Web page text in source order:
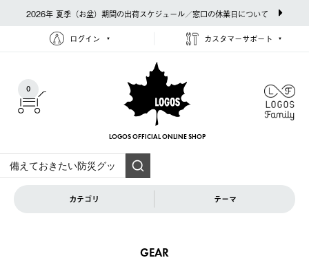
2026年 夏季（お盆）期間の出荷スケジュール／窓口の休業日について
ログイン カスタマーサポート
0
LOGOS OFFICIAL ONLINE SHOP
カテゴリ テーマ
GEAR